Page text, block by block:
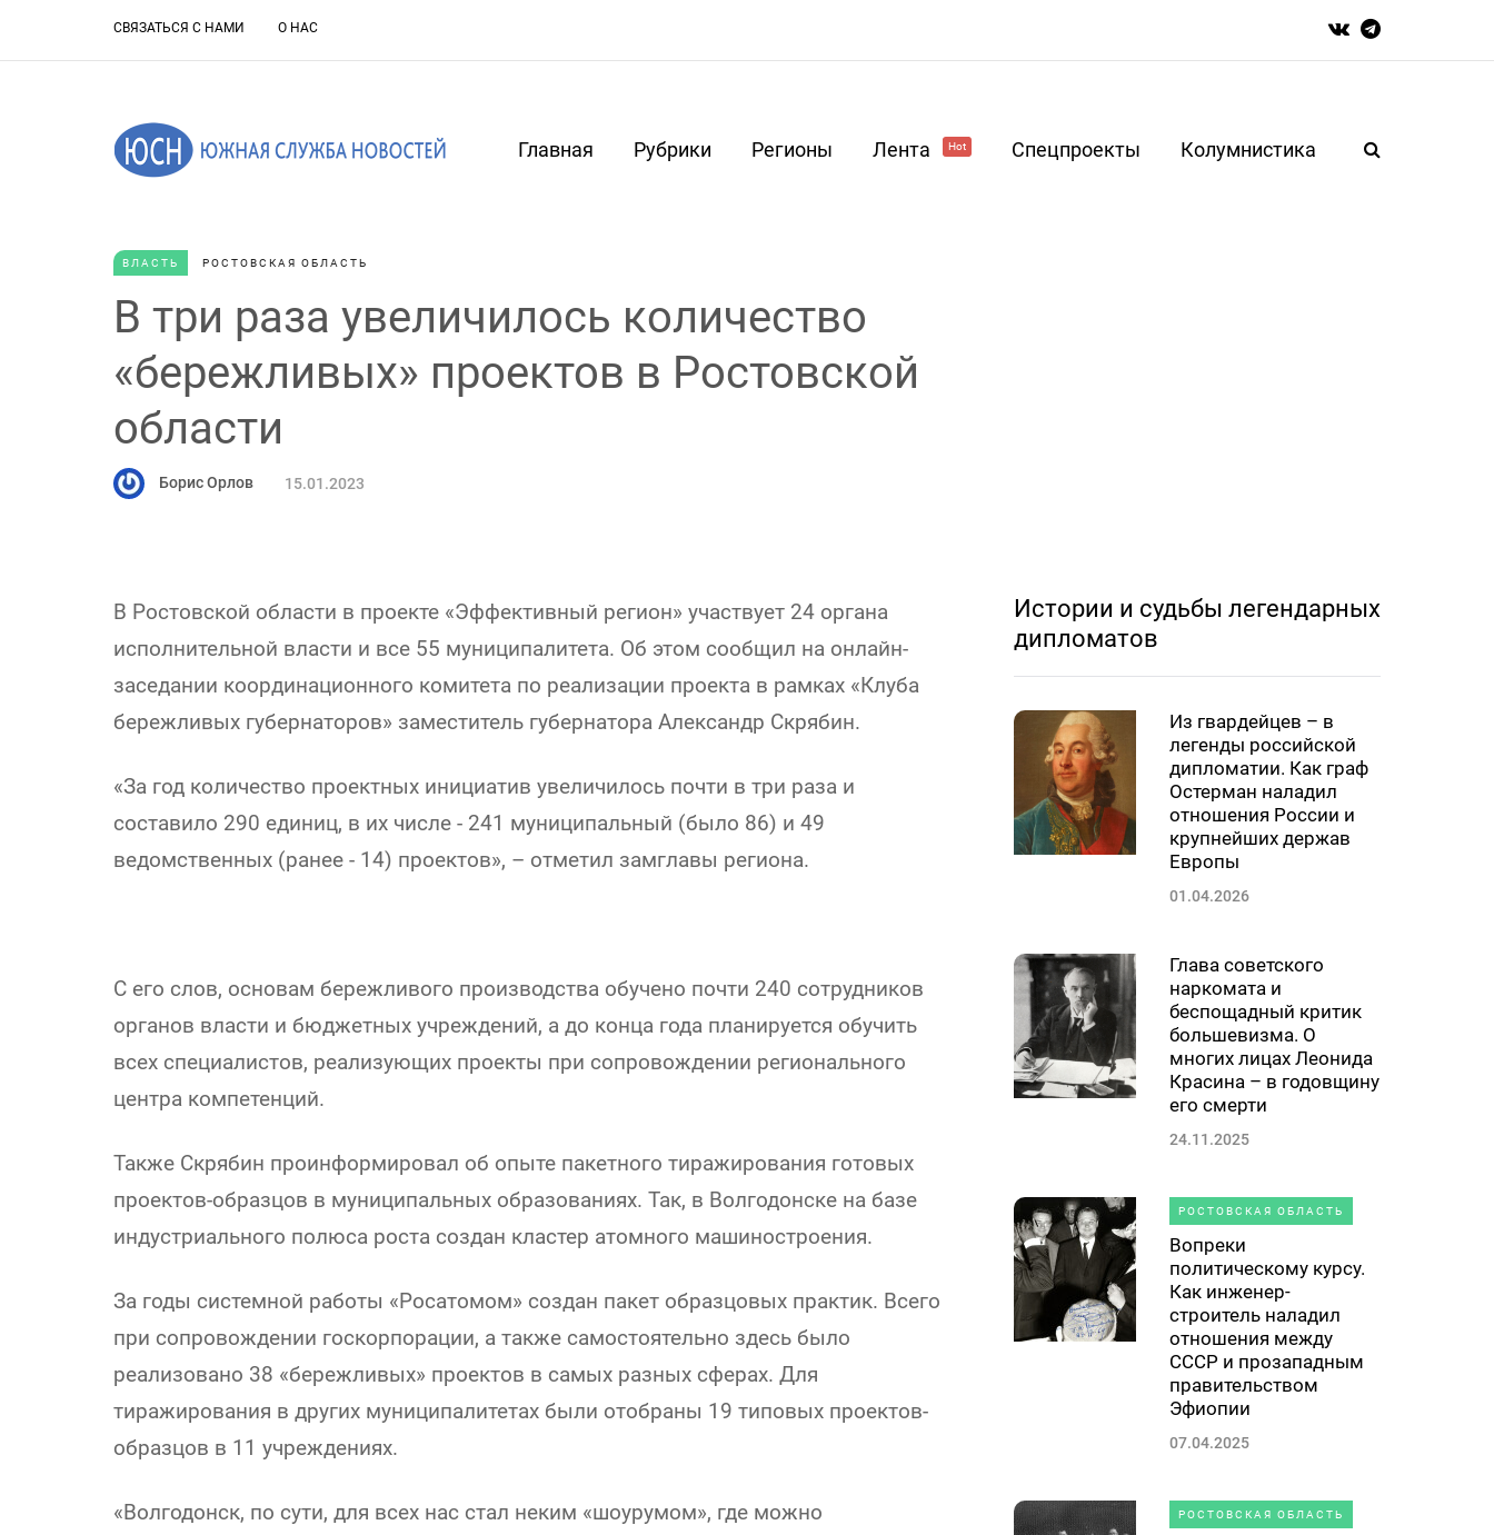
СВЯЗАТЬСЯ С НАМИ О НАС
Главная Рубрики Регионы Лента Hot Спецпроекты Колумнистика
ВЛАСТЬ РОСТОВСКАЯ ОБЛАСТЬ
В три раза увеличилось количество
«бережливых» проектов в Ростовской
области
Борис Орлов 15.01.2023
В Ростовской области в проекте «Эффективный регион» участвует 24 органа
исполнительной власти и все 55 муниципалитета. Об этом сообщил на онлайн-
заседании координационного комитета по реализации проекта в рамках «Клуба
бережливых губернаторов» заместитель губернатора Александр Скрябин.
«За год количество проектных инициатив увеличилось почти в три раза и
составило 290 единиц, в их числе - 241 муниципальный (было 86) и 49
ведомственных (ранее - 14) проектов», – отметил замглавы региона.
С его слов, основам бережливого производства обучено почти 240 сотрудников
органов власти и бюджетных учреждений, а до конца года планируется обучить
всех специалистов, реализующих проекты при сопровождении регионального
центра компетенций.
Также Скрябин проинформировал об опыте пакетного тиражирования готовых
проектов-образцов в муниципальных образованиях. Так, в Волгодонске на базе
индустриального полюса роста создан кластер атомного машиностроения.
За годы системной работы «Росатомом» создан пакет образцовых практик. Всего
при сопровождении госкорпорации, а также самостоятельно здесь было
реализовано 38 «бережливых» проектов в самых разных сферах. Для
тиражирования в других муниципалитетах были отобраны 19 типовых проектов-
образцов в 11 учреждениях.
«Волгодонск, по сути, для всех нас стал неким «шоурумом», где можно
Истории и судьбы легендарных
дипломатов
Из гвардейцев – в
легенды российской
дипломатии. Как граф
Остерман наладил
отношения России и
крупнейших держав
Европы
01.04.2026
Глава советского
наркомата и
беспощадный критик
большевизма. О
многих лицах Леонида
Красина – в годовщину
его смерти
24.11.2025
РОСТОВСКАЯ ОБЛАСТЬ
Вопреки
политическому курсу.
Как инженер-
строитель наладил
отношения между
СССР и прозападным
правительством
Эфиопии
07.04.2025
РОСТОВСКАЯ ОБЛАСТЬ